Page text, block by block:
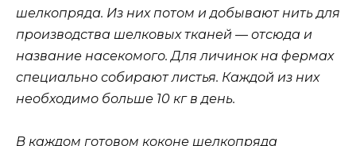
шелкопряда. Из них потом и добывают нить для
производства шелковых тканей — отсюда и
название насекомого. Для личинок на фермах
специально собирают листья. Каждой из них
необходимо больше 10 кг в день.
В каждом готовом коконе шелкопряда